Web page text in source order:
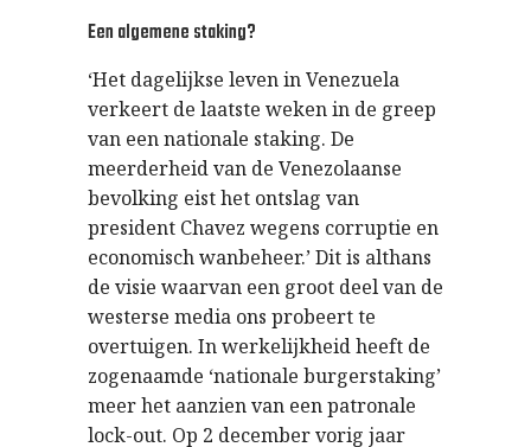
Een algemene staking?
‘Het dagelijkse leven in Venezuela
verkeert de laatste weken in de greep
van een nationale staking. De
meerderheid van de Venezolaanse
bevolking eist het ontslag van
president Chavez wegens corruptie en
economisch wanbeheer.’ Dit is althans
de visie waarvan een groot deel van de
westerse media ons probeert te
overtuigen. In werkelijkheid heeft de
zogenaamde ‘nationale burgerstaking’
meer het aanzien van een patronale
lock-out. Op 2 december vorig jaar